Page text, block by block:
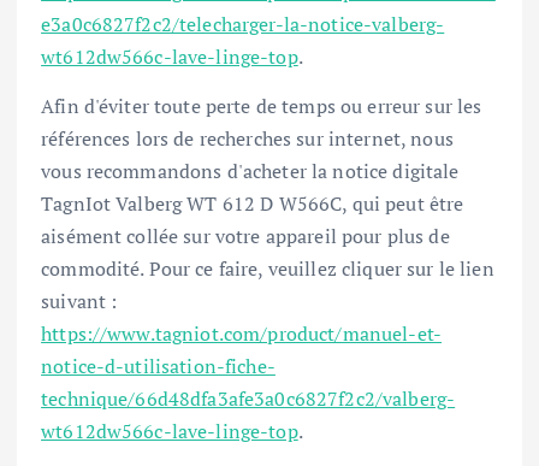
e3a0c6827f2c2/telecharger-la-notice-valberg-
wt612dw566c-lave-linge-top.
Afin d'éviter toute perte de temps ou erreur sur les
références lors de recherches sur internet, nous
vous recommandons d'acheter la notice digitale
TagnIot Valberg WT 612 D W566C, qui peut être
aisément collée sur votre appareil pour plus de
commodité. Pour ce faire, veuillez cliquer sur le lien
suivant :
https://www.tagniot.com/product/manuel-et-
notice-d-utilisation-fiche-
technique/66d48dfa3afe3a0c6827f2c2/valberg-
wt612dw566c-lave-linge-top.